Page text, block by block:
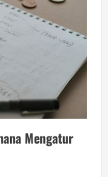
Mengatur